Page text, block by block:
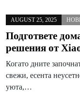
AUGUST 25, 2025
Подгответе
решения от
Когато дните
свежи, есента
уюта,…